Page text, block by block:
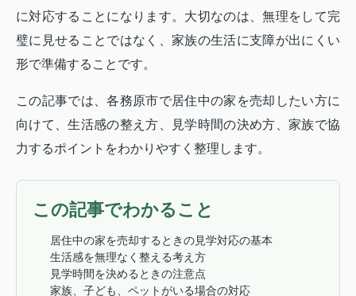
に対応することになります。大切なのは、無理をして完
璧に見せることではなく、家族の生活に支障が出にくい
形で準備することです。
この記事では、各務原市で居住中の家を売却したい方に
向けて、生活感の整え方、見学時間の決め方、家族で協
力するポイントをわかりやすく整理します。
この記事でわかること
居住中の家を売却するときの見学対応の基本
生活感を無理なく整える考え方
見学時間を決めるときの注意点
家族、子ども、ペットがいる場合の対応